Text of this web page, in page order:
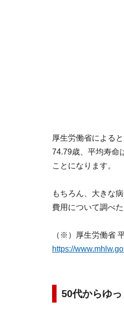
厚生労働省による
74.79歳、平均寿命
ことになります。
もちろん、大きな
費用について調べ
（※）厚生労働省
https://
50代からゆ